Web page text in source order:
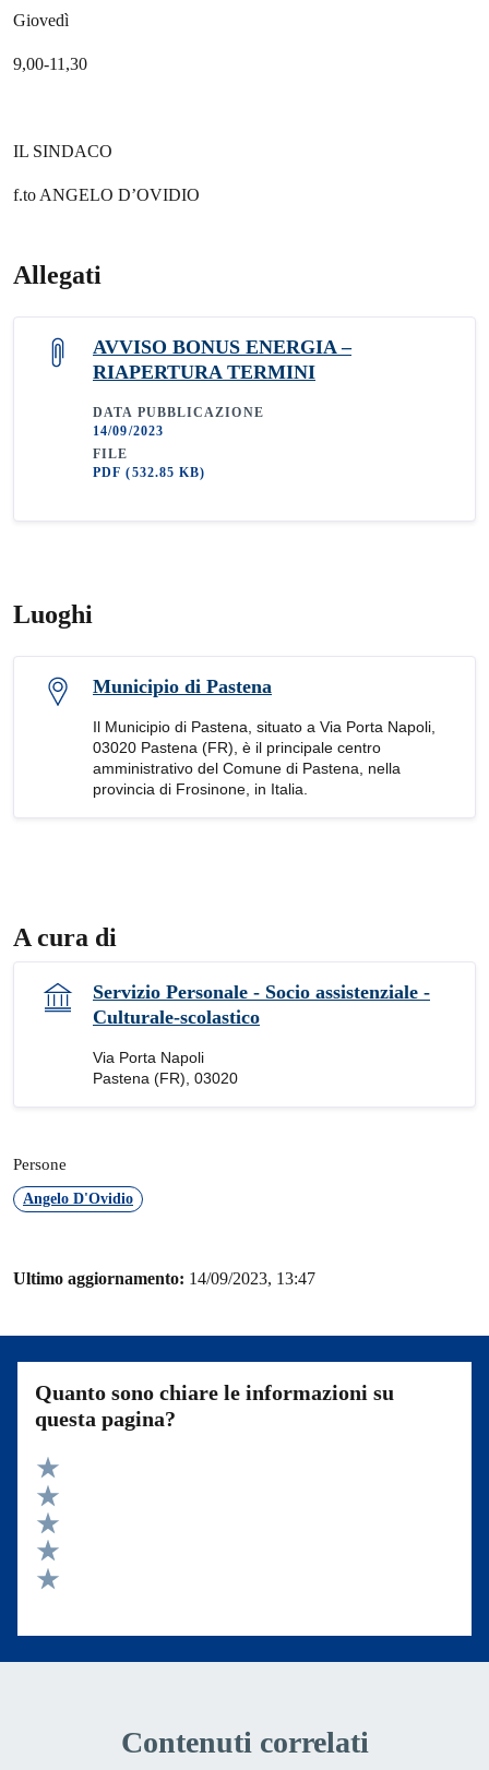
Giovedì
9,00-11,30
IL SINDACO
f.to ANGELO D’OVIDIO
Allegati
AVVISO BONUS ENERGIA –
RIAPERTURA TERMINI
DATA PUBBLICAZIONE
14/09/2023
FILE
PDF(532.85 KB)
Luoghi
Municipio di Pastena
Il Municipio di Pastena, situato a Via Porta Napoli,
03020 Pastena (FR), è il principale centro
amministrativo del Comune di Pastena, nella
provincia di Frosinone, in Italia.
A cura di
Servizio Personale - Socio assistenziale -
Culturale-scolastico
Via Porta Napoli
Pastena (FR), 03020
Persone
Angelo D'Ovidio
Ultimo aggiornamento: 14/09/2023, 13:47
Quanto sono chiare le informazioni su
questa pagina?
Valuta 5 stelle su 5
Valuta 4 stelle su 5
Valuta 3 stelle su 5
Valuta 2 stelle su 5
Contenuti correlati